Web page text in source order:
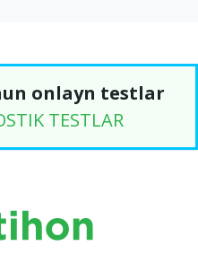
onlayn testlar
TESTLAR